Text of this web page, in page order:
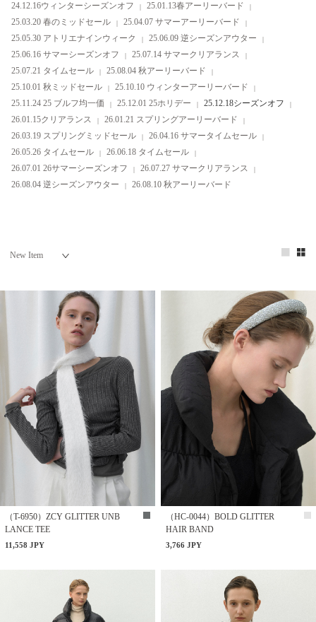
24.12.16ウィンターシーズンオフ
25.01.13春アーリーバード
25.03.20 春のミッドセール
25.04.07 サマーアーリーバード
25.05.30 アトリエナインウィーク
25.06.09 逆シーズンアウター
25.06.16 サマーシーズンオフ
25.07.14 サマークリアランス
25.07.21 タイムセール
25.08.04 秋アーリーバード
25.10.01 秋ミッドセール
25.10.10 ウィンターアーリーバード
25.11.24 25 ブルフ均一価
25.12.01 25ホリデー
25.12.18シーズンオフ
26.01.15クリアランス
26.01.21 スプリングアーリーバード
26.03.19 スプリングミッドセール
26.04.16 サマータイムセール
26.05.26 タイムセール
26.06.18 タイムセール
26.07.01 26サマーシーズンオフ
26.07.27 サマークリアランス
26.08.04 逆シーズンアウター
26.08.10 秋アーリーバード
（T-6950）ZCY GLITTER UNB
LANCE TEE
11,558 JPY
（HC-0044）BOLD GLITTER
HAIR BAND
3,766 JPY